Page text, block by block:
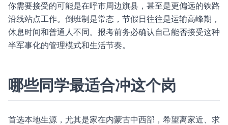
你需要接受的可能是在呼市周边旗县，甚至是更偏远的铁路
沿线站点工作。倒班制是常态，节假日往往是运输高峰期，
休息时间和普通人不同。报考前务必确认自己能否接受这种
半军事化的管理模式和生活节奏。
哪些同学最适合冲这个岗
首选本地生源，尤其是家在内蒙古中西部，希望离家近、求